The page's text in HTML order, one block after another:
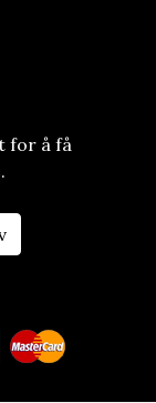
for å få